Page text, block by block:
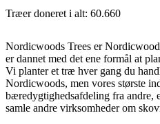
Træer doneret i alt: 60.660
Nordicwoods Trees er
er dannet med det ene formål at
Vi planter et træ hver gang du
Nordicwoods, men vores største
bæredygtighedsafdeling fra andre,
samle andre virksomheder om